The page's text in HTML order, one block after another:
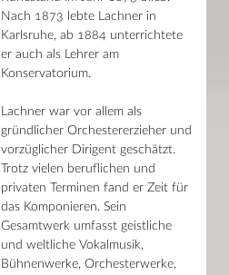
Nach 1873 lebte Lachner in
Karlsruhe, ab 1884 unterrichtete
er auch als Lehrer am
Konservatorium.
Lachner war vor allem als
gründlicher Orchestererzieher und
vorzüglicher Dirigent geschätzt.
Trotz vielen beruflichen und
privaten Terminen fand er Zeit für
das Komponieren. Sein
Gesamtwerk umfasst geistliche
und weltliche Vokalmusik,
Bühnenwerke, Orchesterwerke,